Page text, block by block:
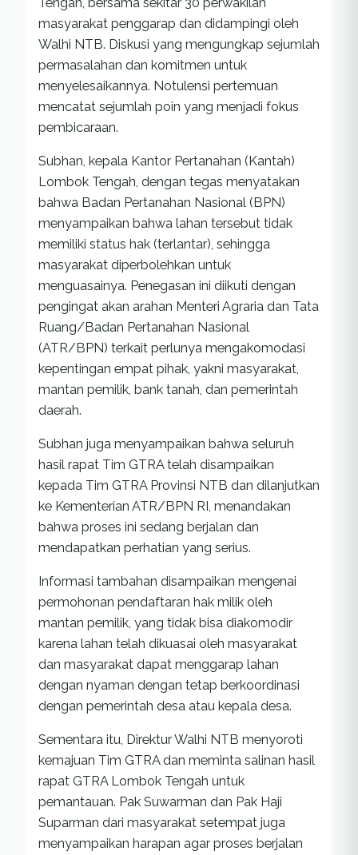
masyarakat penggarap dan didampingi oleh
Walhi NTB. Diskusi yang mengungkap sejumlah
permasalahan dan komitmen untuk
menyelesaikannya. Notulensi pertemuan
mencatat sejumlah poin yang menjadi fokus
pembicaraan.
Subhan, kepala Kantor Pertanahan (Kantah)
Lombok Tengah, dengan tegas menyatakan
bahwa Badan Pertanahan Nasional (BPN)
menyampaikan bahwa lahan tersebut tidak
memiliki status hak (terlantar), sehingga
masyarakat diperbolehkan untuk
menguasainya. Penegasan ini diikuti dengan
pengingat akan arahan Menteri Agraria dan Tata
Ruang/Badan Pertanahan Nasional
(ATR/BPN) terkait perlunya mengakomodasi
kepentingan empat pihak, yakni masyarakat,
mantan pemilik, bank tanah, dan pemerintah
daerah.
Subhan juga menyampaikan bahwa seluruh
hasil rapat Tim GTRA telah disampaikan
kepada Tim GTRA Provinsi NTB dan dilanjutkan
ke Kementerian ATR/BPN RI, menandakan
bahwa proses ini sedang berjalan dan
mendapatkan perhatian yang serius.
Informasi tambahan disampaikan mengenai
permohonan pendaftaran hak milik oleh
mantan pemilik, yang tidak bisa diakomodir
karena lahan telah dikuasai oleh masyarakat
dan masyarakat dapat menggarap lahan
dengan nyaman dengan tetap berkoordinasi
dengan pemerintah desa atau kepala desa.
Sementara itu, Direktur Walhi NTB menyoroti
kemajuan Tim GTRA dan meminta salinan hasil
rapat GTRA Lombok Tengah untuk
pemantauan. Pak Suwarman dan Pak Haji
Suparman dari masyarakat setempat juga
menyampaikan harapan agar proses berjalan